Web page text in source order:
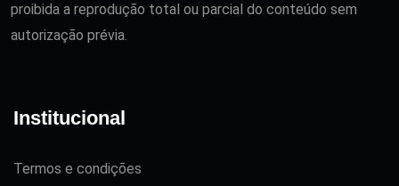
proibida a reprodução total ou parcial do conteúdo sem
autorização prévia.
Institucional
Termos e condições